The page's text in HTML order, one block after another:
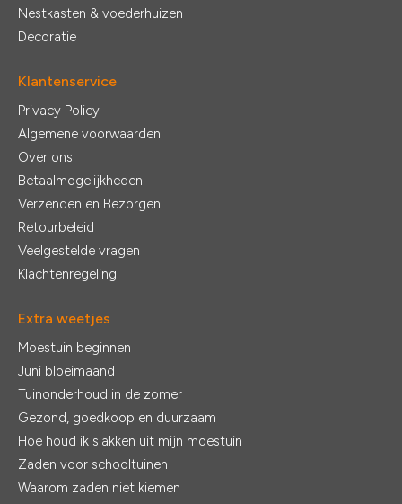
Nestkasten & voederhuizen
Decoratie
Klantenservice
Privacy Policy
Algemene voorwaarden
Over ons
Betaalmogelijkheden
Verzenden en Bezorgen
Retourbeleid
Veelgestelde vragen
Klachtenregeling
Extra weetjes
Moestuin beginnen
Juni bloeimaand
Tuinonderhoud in de zomer
Gezond, goedkoop en duurzaam
Hoe houd ik slakken uit mijn moestuin
Zaden voor schooltuinen
Waarom zaden niet kiemen